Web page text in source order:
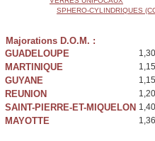
SPHERO-CYLINDRIQUES
Majorations D.O.M. :
GUADELOUPE
MARTINIQUE
GUYANE
REUNION
SAINT-PIERRE-ET-MIQUELON
MAYOTTE